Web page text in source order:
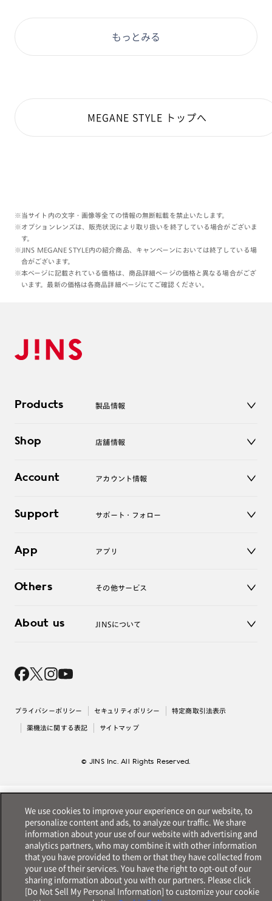
もっとみる
MEGANE STYLE トップへ
※当サイト内の文字・画像等全ての情報の無断転載を禁止いたします。
※オプションレンズは、販売状況により取り扱いを終了している場合がございま
す。
※JINS MEGANE STYLE内の紹介商品、キャンペーンにおいては終了している場
合がございます。
※本ページに記載されている価格は、商品詳細ページの価格と異なる場合がござ
います。最新の価格は各商品詳細ページにてご確認ください。
Products 製品情報
サングラス
コンタクトレンズ
アクセサリー
Shop 店舗情報
オンラインショップ
Account アカウント情報
ログアウト
Support サポート・フォロー
よくあるご質問
お問い合わせ
App アプリ
Others その他サービス
レンズ交換
About us JINSについて
採用情報
出店について
プライバシーポリシー セキュリティポリシー 特定商取引法表示
薬機法に関する表記 サイトマップ
© JINS Inc. All Rights Reserved.
We use cookies to improve your experience on our website, to
personalize content and ads, to analyze our traffic. We share
information about your use of our website with advertising and
analytics partners, who may combine it with other information
that you have provided to them or that they have collected from
your use of their services. You have the right to opt-out of our
sharing information about you with our partners. Please click
[Do Not Sell My Personal Information] to customize your cookie